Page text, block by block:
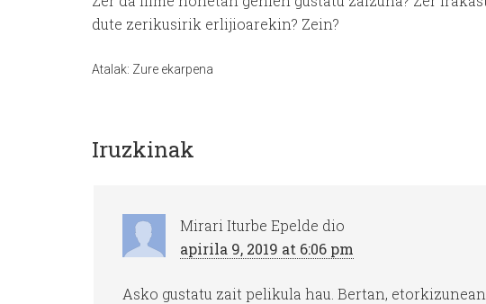
dute zerikusirik erlijioarekin? Zein?
Atalak: Zure ekarpena
Iruzkinak
Mirari Iturbe Epelde dio
apirila 9, 2019 at 6:06 pm
Asko gustatu zait pelikula hau. Bertan,